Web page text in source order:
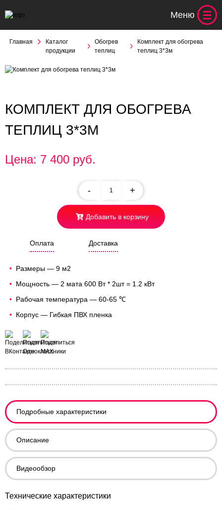
Меню
Главная
Каталог
продукции
Обогрев
теплиц
Комплект для обогрева
теплиц 3*3м
КОМПЛЕКТ ДЛЯ ОБОГРЕВА
ТЕПЛИЦ 3*3М
Цена: 7 400 руб.
- +
Добавить в корзину
Оплата Доставка
Размеры — 9 м2
Мощность — 2 мата 600 Вт * 2шт = 1.2 кВт
Рабочая температура — 60-65 ℃
Корпус — Гибкая ПВХ пленка
Подробные характеристики
Описание
Видеообзор
Технические характеристики